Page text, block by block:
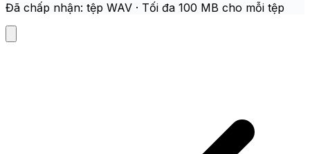
Đã chấp nhận: tệp WAV · Tối đa 100 MB cho mỗi tệp